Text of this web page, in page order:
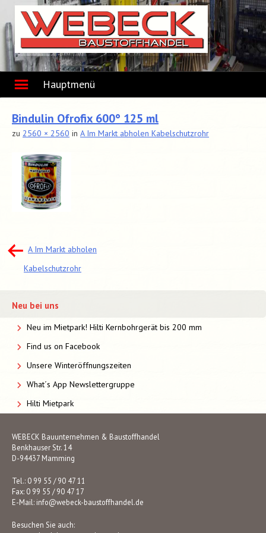
content
Hauptmenü
Bindulin Ofrofix 600° 125 ml
zu 2560 × 2560 in A Im Markt abholen Kabelschutzrohr
Beitragsnavigation
A Im Markt abholen
Kabelschutzrohr
Neu bei uns
Neu im Mietpark! Hilti Kernbohrgerät bis 200 mm
Find us on Facebook
Unsere Winteröffnungszeiten
What´s App Newslettergruppe
Hilti Mietpark
WEBECK Bauunternehmen & Baustoffhandel
Benkhauser Str. 14
D-94437 Mamming
Tel.: 0 99 55 / 90 47 11
Fax: 0 99 55 / 90 47 17
E-Mail: info@webeck-baustoffhandel.de
Besuchen Sie auch: